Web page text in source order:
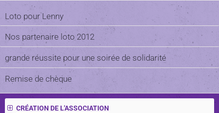
Loto pour Lenny
Nos partenaire loto 2012
grande réussite pour une soirée de solidarité
Remise de chèque
CRÉATION DE L'ASSOCIATION